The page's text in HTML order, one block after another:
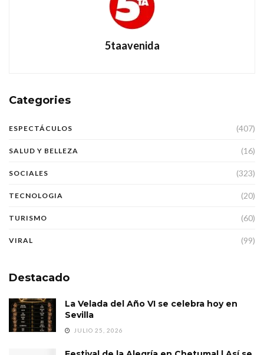
5taavenida
Categories
ESPECTÁCULOS (407)
SALUD Y BELLEZA (16)
SOCIALES (323)
TECNOLOGIA (20)
TURISMO (60)
VIRAL (99)
Destacado
La Velada del Año VI se celebra hoy en
Sevilla
JULIO 25, 2026